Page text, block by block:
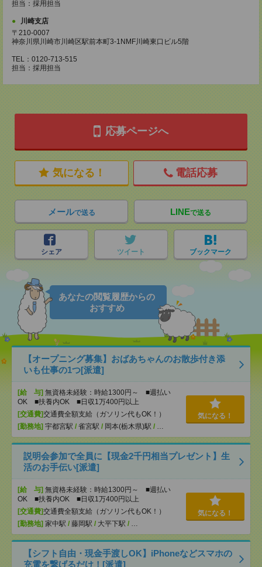
担当：採用担当
川崎支店
〒210-0007
神奈川県川崎市川崎区駅前本町3-1NMF川崎東口ビル5階
TEL：0120-713-515
担当：採用担当
応募ページへ
気になる！ 電話応募
メールで送る LINEで送る
シェア ツイート ブックマーク
あなたの閲覧履歴からの
おすすめ
【オープニング募集】おばあちゃんのお散歩付き添
いも仕事の1つ[派遣]
[給 与] 無資格未経験：時給1300円～ ■週払い
OK ■扶養内OK ■日収1万400円以上
[交通費]交通費全額支給（ガソリン代もOK！）
[勤務地] 宇都宮駅 / 雀宮駅 / 岡本(栃木県)駅 / …
気になる！
説明会参加で全員に【現金2千円相当プレゼント】生
活のお手伝い[派遣]
[給 与] 無資格未経験：時給1300円～ ■週払い
OK ■扶養内OK ■日収1万400円以上
[交通費]交通費全額支給（ガソリン代もOK！）
[勤務地] 家中駅 / 藤岡駅 / 大平下駅 / …
気になる！
【シフト自由・現金手渡しOK】iPhoneなどスマホの
充電を繋げるだけ！[派遣]